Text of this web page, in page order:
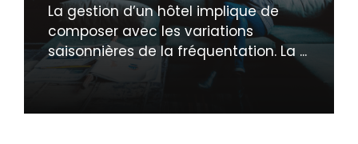
La gestion d’un hôtel implique de
composer avec les variations
saisonnières de la fréquentation. La ...